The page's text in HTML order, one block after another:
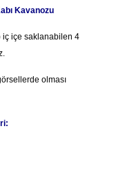
Kavanozu
iç içe saklanabilen 4
olması